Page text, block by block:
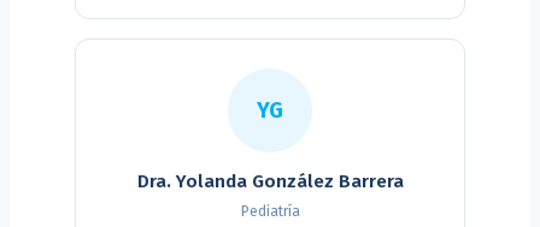
YG
Dra. Yolanda González Barrera
Pediatría